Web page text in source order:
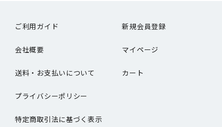
ご利用ガイド 新規会員登録
会社概要 マイページ
送料・お支払いについて カート
プライバシーポリシー
特定商取引法に基づく表示